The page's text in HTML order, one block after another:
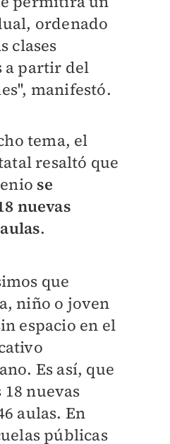
ordenado
clases
a partir del
manifestó.
tema, el
resaltó que
se
nuevas
.
que
niño o joven
espacio en el
Es así, que
nuevas
aulas. En
públicas